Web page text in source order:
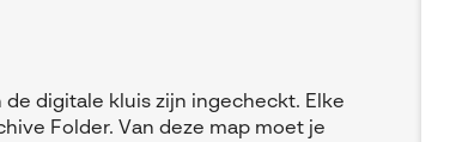
de digitale kluis zijn ingecheckt. Elke
Folder. Van deze map moet je